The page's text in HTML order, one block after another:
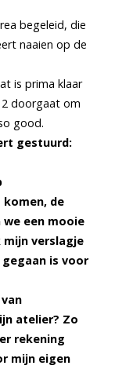
begeleid, die
naaien op de
is prima klaar
doorgaat om
good.
gestuurd:
de
een mooie
verslagje
is voor
atelier? Zo
rekening
mijn eigen